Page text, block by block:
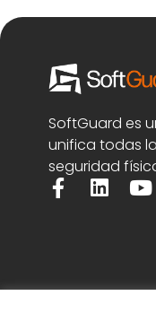
SoftGuard es
unifica todas
seguridad